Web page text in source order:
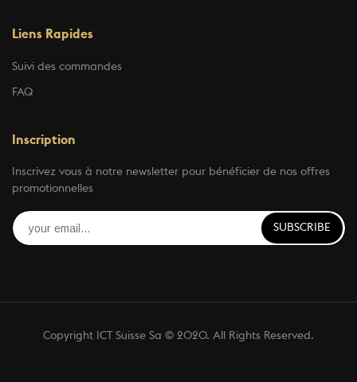
Liens Rapides
Suivi des commandes
FAQ
Inscription
Inscrivez vous à notre newsletter pour bénéficier de nos offres
promotionnelles
SUBSCRIBE
Copyright ICT Suisse Sa © 2020. All Rights Reserved.